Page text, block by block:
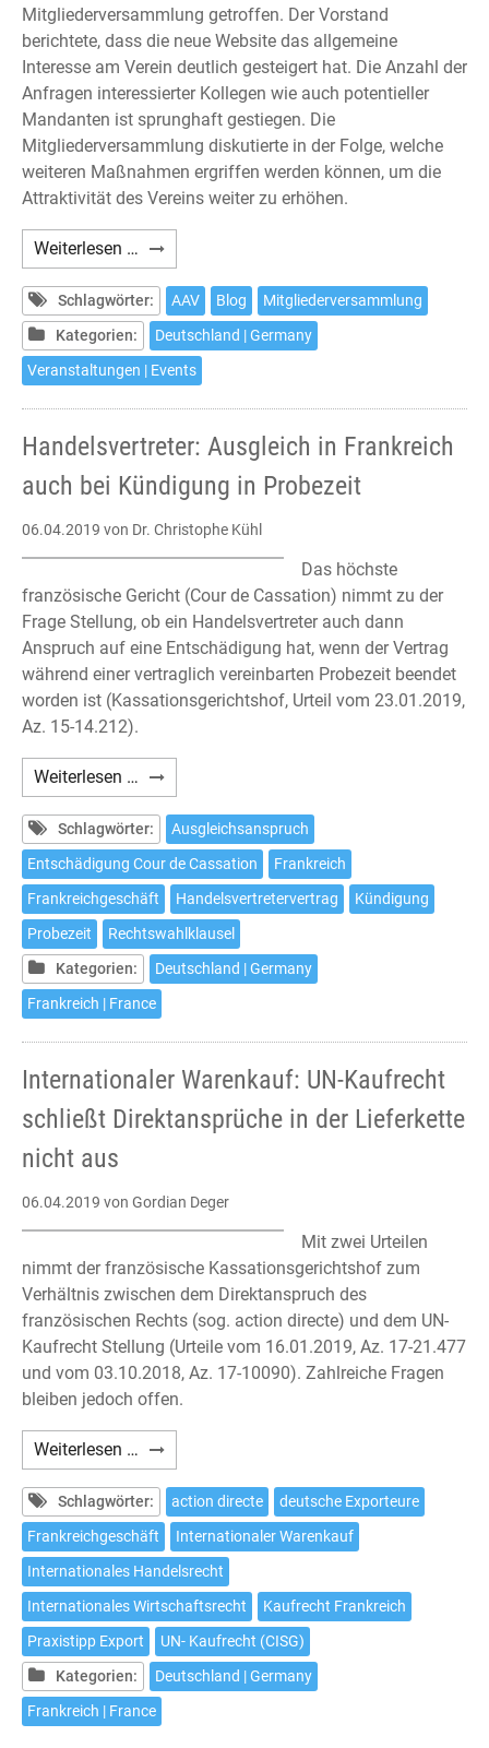
Mitgliederversammlung getroffen. Der Vorstand
berichtete, dass die neue Website das allgemeine
Interesse am Verein deutlich gesteigert hat. Die Anzahl der
Anfragen interessierter Kollegen wie auch potentieller
Mandanten ist sprunghaft gestiegen. Die
Mitgliederversammlung diskutierte in der Folge, welche
weiteren Maßnahmen ergriffen werden können, um die
Attraktivität des Vereins weiter zu erhöhen.
Weiterlesen … AAV
–
Mitgliederversammlung
2019
Schlagwörter: AAV Blog
Mitgliederversammlung
Kategorien:
Deutschland | Germany
Veranstaltungen | Events
Handelsvertreter: Ausgleich in Frankreich
auch bei Kündigung in Probezeit
06.04.2019 von Dr. Christophe Kühl
Das höchste
französische Gericht (Cour de Cassation) nimmt zu der
Frage Stellung, ob ein Handelsvertreter auch dann
Anspruch auf eine Entschädigung hat, wenn der Vertrag
während einer vertraglich vereinbarten Probezeit beendet
worden ist (Kassationsgerichtshof, Urteil vom 23.01.2019,
Az. 15-14.212).
Weiterlesen … Handelsvertreter:
Ausgleich
in
Frankreich
auch
bei
Kündigung
in
Probezeit
Schlagwörter:
Ausgleichsanspruch
Entschädigung Cour de Cassation
Frankreich
Frankreichgeschäft
Handelsvertretervertrag
Kündigung
Probezeit
Rechtswahlklausel
Kategorien:
Deutschland | Germany
Frankreich | France
Internationaler Warenkauf: UN-Kaufrecht
schließt Direktansprüche in der Lieferkette
nicht aus
06.04.2019 von Gordian Deger
Mit zwei Urteilen
nimmt der französische Kassationsgerichtshof zum
Verhältnis zwischen dem Direktanspruch des
französischen Rechts (sog. action directe) und dem UN-
Kaufrecht Stellung (Urteile vom 16.01.2019, Az. 17-21.477
und vom 03.10.2018, Az. 17-10090). Zahlreiche Fragen
bleiben jedoch offen.
Weiterlesen … Internationaler
Warenkauf:
UN-
Kaufrecht
schließt
Direktansprüche
in
der
Lieferkette
nicht
aus
Schlagwörter: action directe
deutsche Exporteure
Frankreichgeschäft
Internationaler Warenkauf
Internationales Handelsrecht
Internationales Wirtschaftsrecht
Kaufrecht Frankreich
Praxistipp Export
UN- Kaufrecht (CISG)
Kategorien:
Deutschland | Germany
Frankreich | France